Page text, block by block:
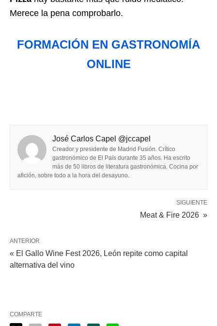
Merece la pena comprobarlo.
FORMACIÓN EN GASTRONOMÍA
ONLINE
José Carlos Capel @jccapel
Creador y presidente de Madrid Fusión. Crítico
gastronómico de El País durante 35 años. Ha escrito
más de 50 libros de literatura gastronómica. Cocina por
afición, sobre todo a la hora del desayuno.
SIGUIENTE
Meat & Fire 2026 »
ANTERIOR
« El Gallo Wine Fest 2026, León repite como capital
alternativa del vino
COMPARTE